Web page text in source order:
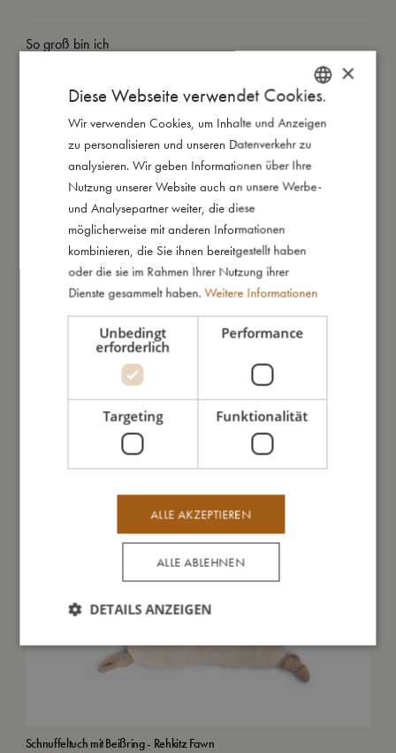
So groß bin ich
Daraus bin ich gemacht
So kannst Du mich pflegen
Meine Daten
Das könnte dir auch gefallen
Schnuffeltuch mit Beißring - Rehkitz Fawn
DANISH
ENGLISH
GERMAN
×
Diese Webseite verwendet Cookies.
Wir verwenden Cookies, um Inhalte und Anzeigen
zu personalisieren und unseren Datenverkehr zu
analysieren. Wir geben Informationen über Ihre
Nutzung unserer Website auch an unsere Werbe-
und Analysepartner weiter, die diese
möglicherweise mit anderen Informationen
kombinieren, die Sie ihnen bereitgestellt haben
oder die sie im Rahmen Ihrer Nutzung ihrer
Dienste gesammelt haben. Weitere Informationen
Unbedingt
erforderlich
Performance
Targeting Funktionalität
ALLE AKZEPTIEREN
ALLE ABLEHNEN
DETAILS ANZEIGEN